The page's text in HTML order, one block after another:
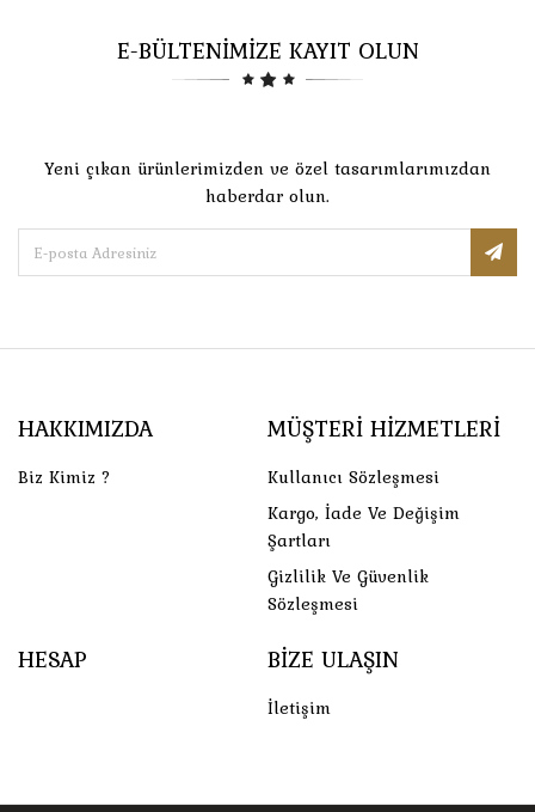
E-BÜLTENİMİZE KAYIT OLUN
Yeni çıkan ürünlerimizden ve özel tasarımlarımızdan
haberdar olun.
HAKKIMIZDA
Biz Kimiz ?
MÜŞTERI HIZMETLERI
Kullanıcı Sözleşmesi
Kargo, İade Ve Değişim
Şartları
Gizlilik Ve Güvenlik
Sözleşmesi
HESAP BIZE ULAŞIN
İletişim